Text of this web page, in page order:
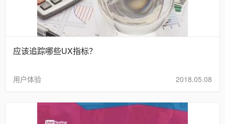
应该追踪哪些UX指标？
用户体验 2018.05.08